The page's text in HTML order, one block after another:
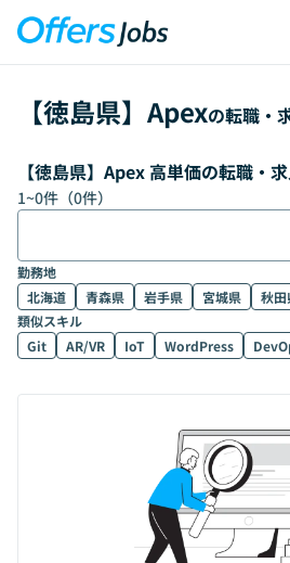
【徳島県】 Apexの転職・
【徳島県】Apex 高単価の転職・
1~0件（0件）
勤務地
北海道
青森県 岩手県 宮城県 秋田
類似スキル
Git
AR/VR IoT WordPress